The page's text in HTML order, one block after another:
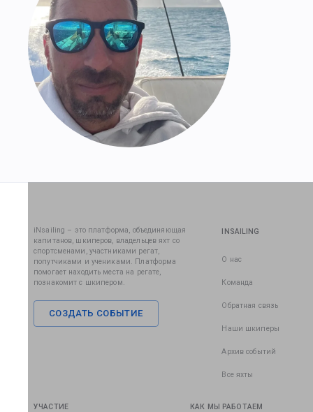
iNsailing – это платформа, объединяющая
капитанов, шкиперов, владельцев яхт со
спортсменами, участниками регат,
попутчиками и учениками. Платформа
помогает находить места на регате,
познакомит с шкипером.
СОЗДАТЬ СОБЫТИЕ
INSAILING
О нас
Команда
Обратная связь
Наши шкиперы
Архив событий
Все яхты
УЧАСТИЕ КАК МЫ РАБОТАЕМ